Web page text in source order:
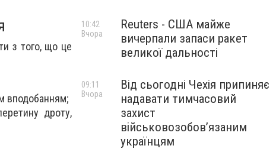
з того, що це
вподобанням;
дроту,
Reuters - США майже
вичерпали запаси ракет
великої дальності
10:42
Вчора
Від сьогодні Чехія припиняє
надавати тимчасовий
захист
військовозобов’язаним
українцям
09:11
Вчора